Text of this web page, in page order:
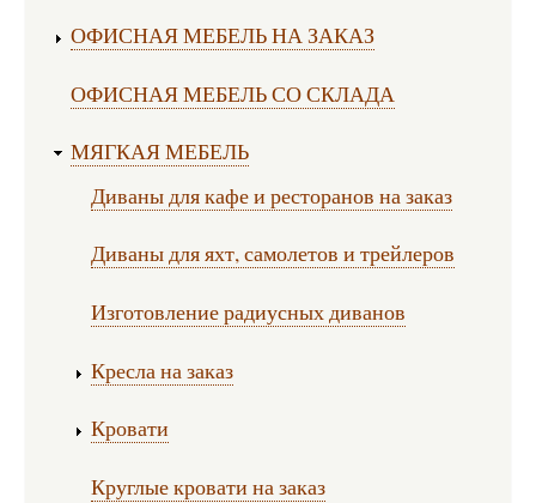
ОФИСНАЯ МЕБЕЛЬ НА ЗАКАЗ
ОФИСНАЯ МЕБЕЛЬ СО СКЛАДА
МЯГКАЯ МЕБЕЛЬ
Диваны для кафе и ресторанов на заказ
Диваны для яхт, самолетов и трейлеров
Изготовление радиусных диванов
Кресла на заказ
Кровати
Круглые кровати на заказ